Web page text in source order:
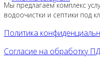
Мы предлагаем комплекс
водоочистки и септики под
Политика
Согласие на обработку ПД